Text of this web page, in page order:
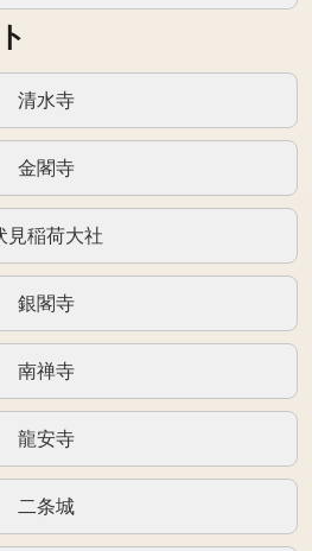
清水寺
金閣寺
見稲荷大社
銀閣寺
南禅寺
龍安寺
二条城